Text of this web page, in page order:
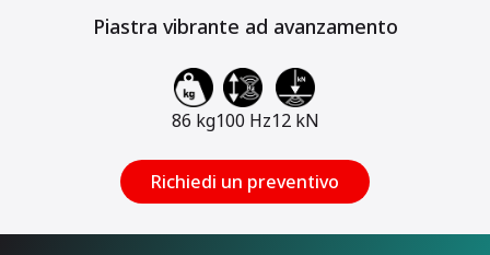
Piastra vibrante ad avanzamento
86 kg100 Hz12 kN
Richiedi un preventivo